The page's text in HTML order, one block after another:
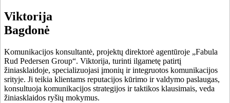
Viktorija
Bagdonė
Komunikacijos konsultantė, projektų direktorė agentūroje „Fabula
Rud Pedersen Group“. Viktorija, turinti ilgametę patirtį
žiniasklaidoje, specializuojasi įmonių ir integruotos komunikacijos
srityje. Ji teikia klientams reputacijos kūrimo ir valdymo paslaugas,
konsultuoja komunikacijos strategijos ir taktikos klausimais, veda
žiniasklaidos ryšių mokymus.